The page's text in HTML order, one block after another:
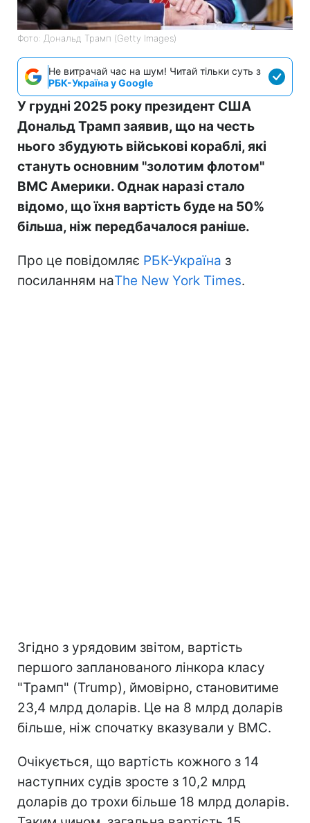
Фото: Дональд Трамп (Getty Images)
Не витрачай час на шум! Читай тільки суть з
РБК-Україна у Google
У грудні 2025 року президент США
Дональд Трамп заявив, що на честь
нього збудують військові кораблі, які
стануть основним "золотим флотом"
ВМС Америки. Однак наразі стало
відомо, що їхня вартість буде на 50%
більша, ніж передбачалося раніше.
Про це повідомляє РБК-Україна з
посиланням наThe New York Times.
Згідно з урядовим звітом, вартість
першого запланованого лінкора класу
"Трамп" (Trump), ймовірно, становитиме
23,4 млрд доларів. Це на 8 млрд доларів
більше, ніж спочатку вказували у ВМС.
Очікується, що вартість кожного з 14
наступних судів зросте з 10,2 млрд
доларів до трохи більше 18 млрд доларів.